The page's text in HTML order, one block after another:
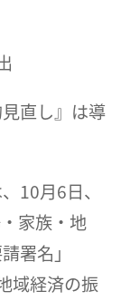
直し』は導
10月6日、
家族・地
署名」
域経済の振